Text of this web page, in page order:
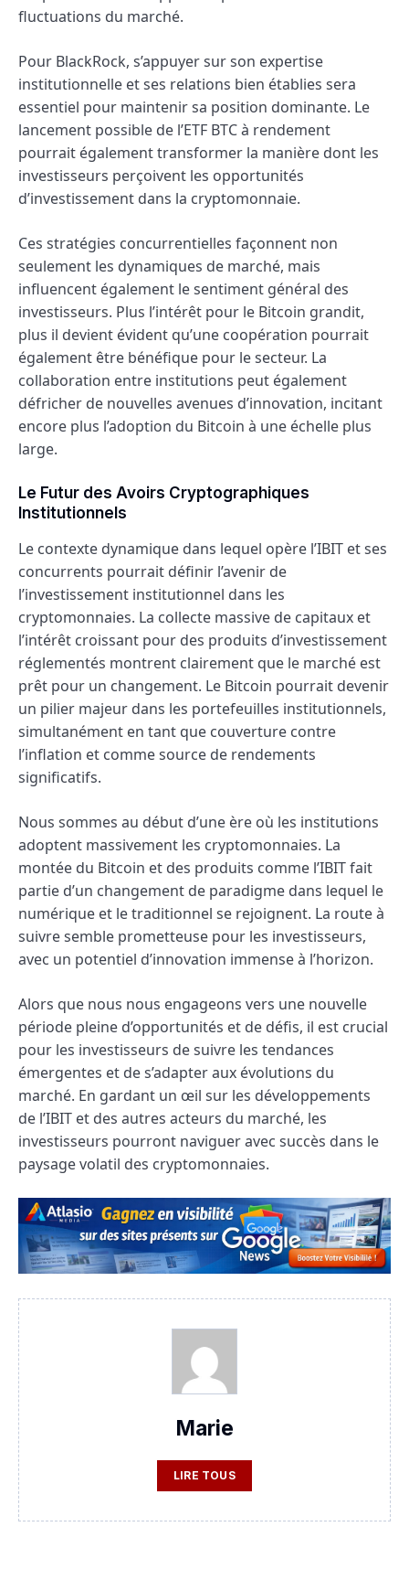
fluctuations du marché.
Pour BlackRock, s’appuyer sur son expertise
institutionnelle et ses relations bien établies sera
essentiel pour maintenir sa position dominante. Le
lancement possible de l’ETF BTC à rendement
pourrait également transformer la manière dont les
investisseurs perçoivent les opportunités
d’investissement dans la cryptomonnaie.
Ces stratégies concurrentielles façonnent non
seulement les dynamiques de marché, mais
influencent également le sentiment général des
investisseurs. Plus l’intérêt pour le Bitcoin grandit,
plus il devient évident qu’une coopération pourrait
également être bénéfique pour le secteur. La
collaboration entre institutions peut également
défricher de nouvelles avenues d’innovation, incitant
encore plus l’adoption du Bitcoin à une échelle plus
large.
Le Futur des Avoirs Cryptographiques
Institutionnels
Le contexte dynamique dans lequel opère l’IBIT et ses
concurrents pourrait définir l’avenir de
l’investissement institutionnel dans les
cryptomonnaies. La collecte massive de capitaux et
l’intérêt croissant pour des produits d’investissement
réglementés montrent clairement que le marché est
prêt pour un changement. Le Bitcoin pourrait devenir
un pilier majeur dans les portefeuilles institutionnels,
simultanément en tant que couverture contre
l’inflation et comme source de rendements
significatifs.
Nous sommes au début d’une ère où les institutions
adoptent massivement les cryptomonnaies. La
montée du Bitcoin et des produits comme l’IBIT fait
partie d’un changement de paradigme dans lequel le
numérique et le traditionnel se rejoignent. La route à
suivre semble prometteuse pour les investisseurs,
avec un potentiel d’innovation immense à l’horizon.
Alors que nous nous engageons vers une nouvelle
période pleine d’opportunités et de défis, il est crucial
pour les investisseurs de suivre les tendances
émergentes et de s’adapter aux évolutions du
marché. En gardant un œil sur les développements
de l’IBIT et des autres acteurs du marché, les
investisseurs pourront naviguer avec succès dans le
paysage volatil des cryptomonnaies.
Marie
LIRE TOUS